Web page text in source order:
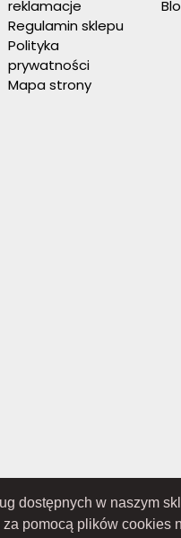
dostępnych w naszym
pomocą plików
reklamacje
Regulamin sklepu
Polityka
prywatności
Mapa strony
SPÓŁKA
Sądowego pod numerem KRS
Gospodarczy Krajowego Rejestru